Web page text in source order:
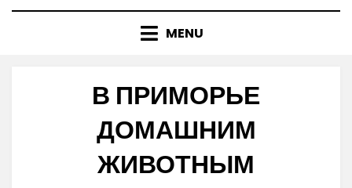
MENU
В ПРИМОРЬЕ
ДОМАШНИМ
ЖИВОТНЫМ